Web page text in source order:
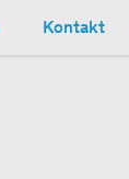
Kontakt